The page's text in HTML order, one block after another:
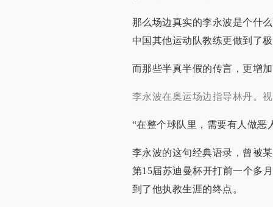
那么场边真实的李永波是个什
中国其他运动队教练更做到了
而那些半真半假的传言，更增
李永波在奥运场边指导林丹。
“在整个球队里，需要有人做恶
李永波的这句经典语录，曾被
第15届苏迪曼杯开打前一个多
到了他执教生涯的终点。